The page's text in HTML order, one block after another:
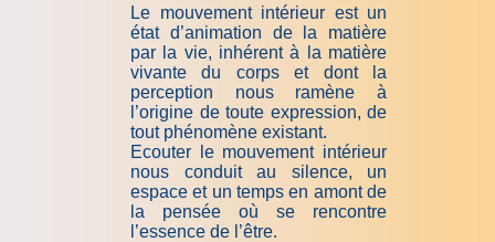
Le mouvement intérieur est un
état d’animation de la matière
par la vie, inhérent à la matière
vivante du corps et dont la
perception nous ramène à
l’origine de toute expression, de
tout phénomène existant.
Ecouter le mouvement intérieur
nous conduit au silence, un
espace et un temps en amont de
la pensée où se rencontre
l’essence de l’être.